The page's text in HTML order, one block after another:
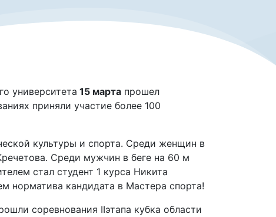
университета 15 марта прошел
приняли участие более 100
культуры и спорта. Среди женщин в
Среди мужчин в беге на 60 м
стал студент 1 курса Никита
норматива кандидата в Мастера спорта!
соревнования IIэтапа кубка области